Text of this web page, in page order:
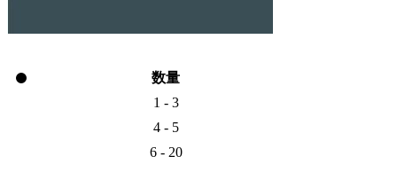
数量
1 - 3
4 - 5
6 - 20